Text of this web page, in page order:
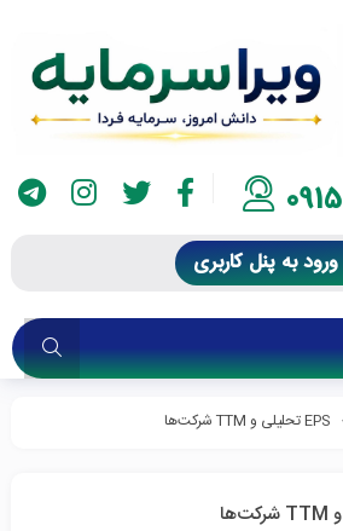
0915
ورود به پنل کاربری
EPS تحلیلی و TTM شرکت‌ها